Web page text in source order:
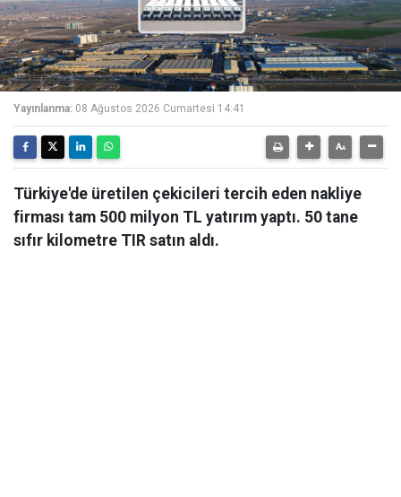
Yayınlanma: 08 Ağustos 2026 Cumartesi 14:41
Türkiye'de üretilen çekicileri tercih eden nakliye
firması tam 500 milyon TL yatırım yaptı. 50 tane
sıfır kilometre TIR satın aldı.